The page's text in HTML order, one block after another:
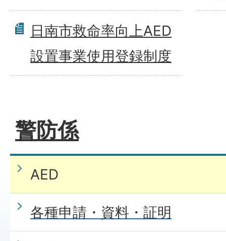
日南市救命率向上AED
設置事業使用登録制度
警防係
AED
各種申請・資料・証明